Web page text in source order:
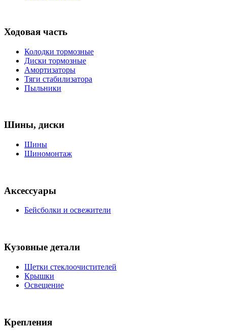
Ходовая часть
Колодки тормозные
Диски тормозные
Амортизаторы
Тяги стабилизатора
Пыльники
Шины, диски
Шины
Шиномонтаж
Аксессуары
Бейсболки и освежители
Кузовные детали
Щетки стеклоочистителей
Крышки
Освещение
Крепления